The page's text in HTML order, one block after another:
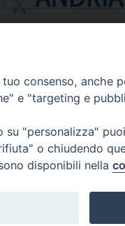
a:
consenso, anche
e "targeting e
"personalizza"
o chiudendo
disponibili nella